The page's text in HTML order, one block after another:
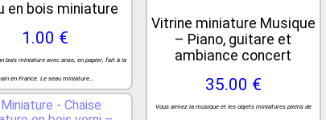
en bois miniature
1.00 €
bois miniature avec anse, en papier, fait à la
en France. Le seau miniature...
Vitrine miniature Musique
– Piano, guitare et
ambiance concert
35.00 €
Vous aimez la musique et les objets miniatures pleins de